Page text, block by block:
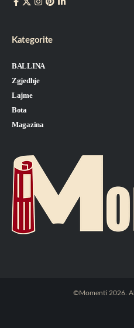
Kategorite
BALLINA
Zgjedhje
Lajme
Bota
Magazina
©Momenti 2026.